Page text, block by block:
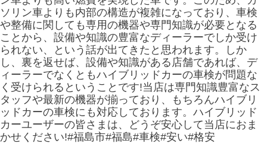
ソリン車よりも内部の構造が複雑になっており、車検
や整備に関しても専用の機器や専門知識が必要となる
ことから、設備や知識の豊富なディーラーでしか受け
られない、という話が出てきたと思われます。しか
し、裏を返せば、設備や知識がある店舗であれば、デ
ィーラーでなくともハイブリッドカーの車検が問題な
く受けられるということです!当店は専門知識豊富なス
タッフや最新の機器が揃っており、もちろんハイブリ
ッドカーの車検にも対応しております。ハイブリッド
カーユーザーの皆さまは、どうぞ安心して当店におま
かせください!#福島市#福島#車検#安い#格安